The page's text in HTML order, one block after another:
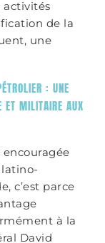
activités
de la
une
: UNE
ET MILITAIRE AUX
c’est parce
à la
David